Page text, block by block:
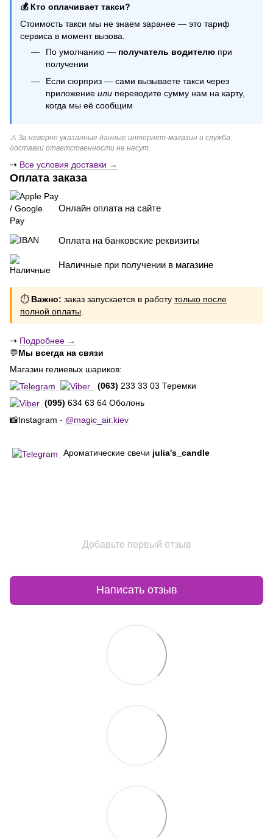
💰 Кто оплачивает такси?
Стоимость такси мы не знаем заранее — это тариф
сервиса в момент вызова.
По умолчанию — получатель водителю при
получении
Если сюрприз — сами вызываете такси через
приложение или переводите сумму нам на карту,
когда мы её сообщим
⚠ За неверно указанные данные интернет-магазин и служба
доставки ответственности не несут.
⇢ Все условия доставки →
Оплата заказа
Онлайн оплата на сайте
Оплата на банковские реквизиты
Наличные при получении в магазине
⏱ Важно: заказ запускается в работу только после
полной оплаты
⇢ Подробнее →
💬Мы всегда на связи
Магазин гелиевых шариков:
(063) 233 33 03 Теремки
(095) 634 63 64 Оболонь
📸Instagram - @magic_air.kiev
Ароматические свечи julia's_candle
Добавьте первый отзыв
Написать отзыв